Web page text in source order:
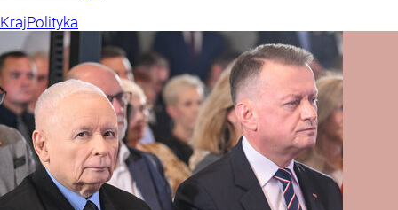
KrajPolityka